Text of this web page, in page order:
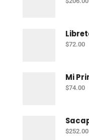
$72.00
$74.00
$252.00